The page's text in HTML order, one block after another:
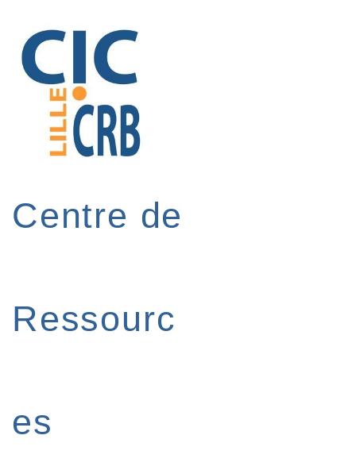
passer
contenu
Centre de
Ressourc
es